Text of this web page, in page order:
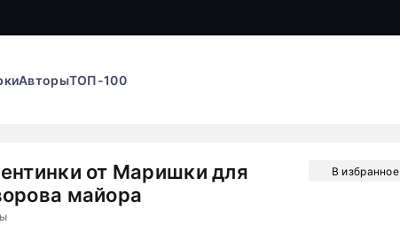
АвторыТОП-100
от Маришки для
майора
В избранное